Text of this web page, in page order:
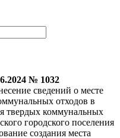
№ 1032
сведений о месте
отходов в
твердых коммунальных
городского поселения
создания места